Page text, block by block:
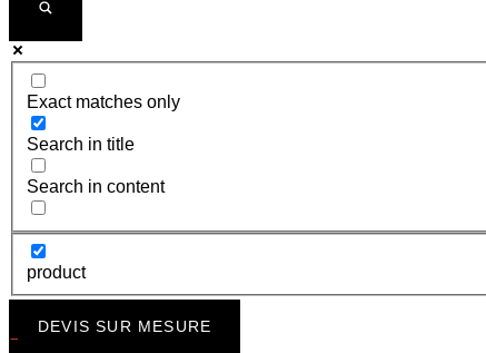
Exact matches only
Search in title
Search in content
product
DEVIS SUR MESURE